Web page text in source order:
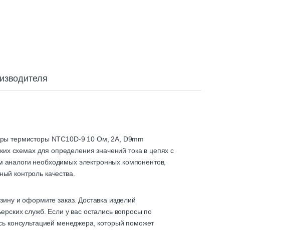
термисторы NTC10D-9 10 Ом, 2А, D9mm
схемах для определения значений тока в цепях с
необходимых электронных компонентов,
контроль качества.
и оформите заказ. Доставка изделий
служб. Если у вас остались вопросы по
консультацией менеджера, который поможет